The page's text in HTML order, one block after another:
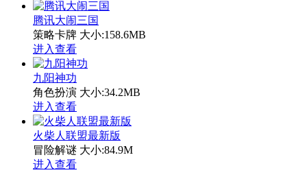
腾讯大闹三国
策略卡牌 大小:158.6MB
进入查看
九阳神功
角色扮演 大小:34.2MB
进入查看
火柴人联盟最新版
冒险解谜 大小:84.9M
进入查看